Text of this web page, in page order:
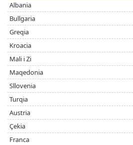
Albania
Bullgaria
Greqia
Kroacia
Mali i Zi
Maqedonia
Sllovenia
Turqia
Austria
Çekia
Franca